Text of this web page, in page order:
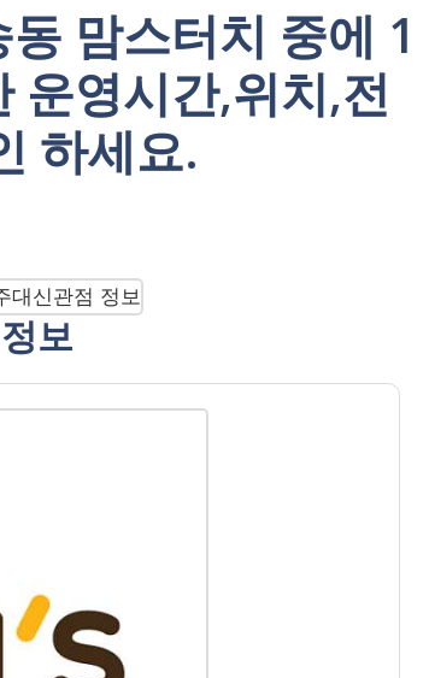
맘스터치 중에 1
운영시간,위치,전
하세요.
보